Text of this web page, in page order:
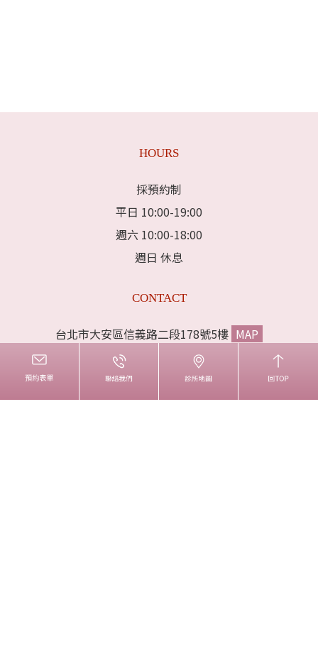
HOURS
採預約制
平日 10:00-19:00
週六 10:00-18:00
週日 休息
CONTACT
台北市大安區信義路二段178號5樓 MAP
電話:02-33933383
傳真:02-33223536
liproclinic@gmail.com